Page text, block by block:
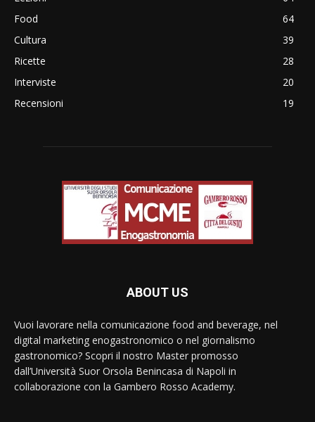
Food
64
Cultura
39
Ricette
28
Interviste
20
Recensioni
19
ABOUT US
Vuoi lavorare nella comunicazione food and beverage, nel
digital marketing enogastronomico o nel giornalismo
gastronomico? Scopri il nostro Master promosso
dall’Università Suor Orsola Benincasa di Napoli in
collaborazione con la Gambero Rosso Academy.